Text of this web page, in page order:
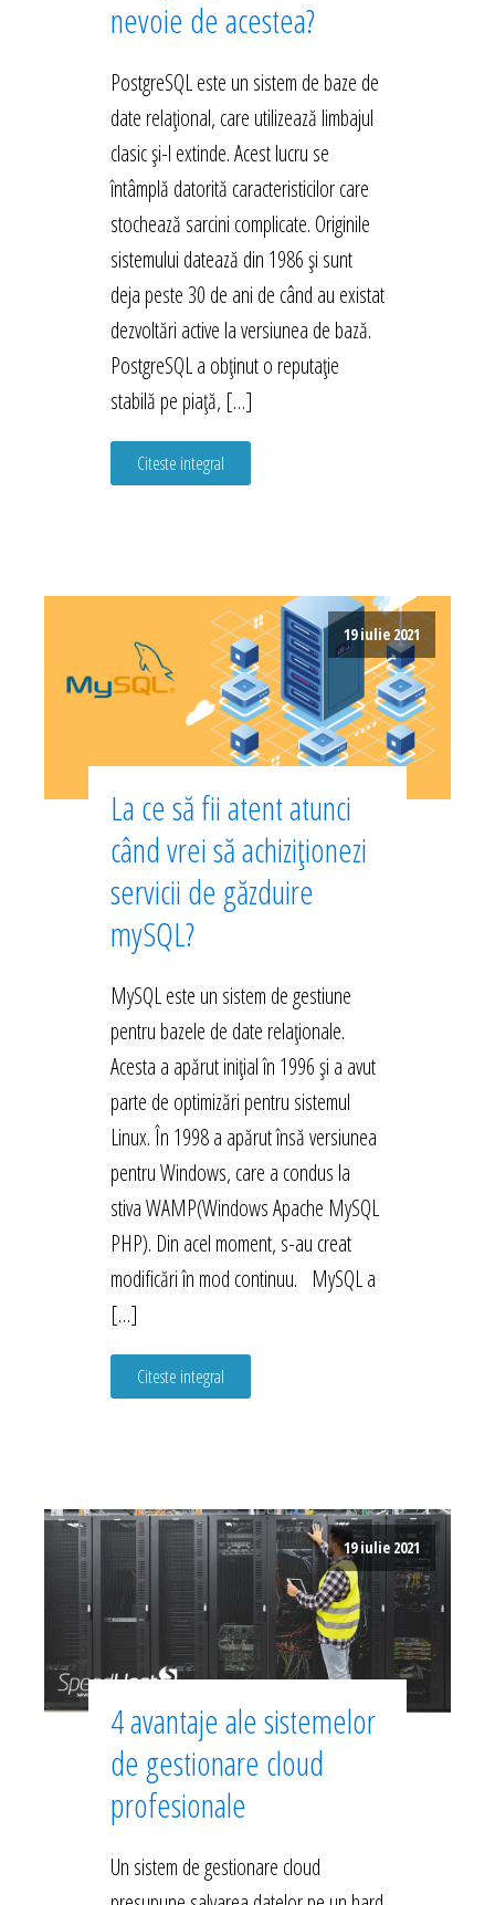
nevoie de acestea?
PostgreSQL este un sistem de baze de
date relațional, care utilizează limbajul
clasic și-l extinde. Acest lucru se
întâmplă datorită caracteristicilor care
stochează sarcini complicate. Originile
sistemului datează din 1986 și sunt
deja peste 30 de ani de când au existat
dezvoltări active la versiunea de bază.
PostgreSQL a obținut o reputație
stabilă pe piață, […]
Citeste integral
19 iulie 2021
La ce să fii atent atunci
când vrei să achiziționezi
servicii de găzduire
mySQL?
MySQL este un sistem de gestiune
pentru bazele de date relaționale.
Acesta a apărut inițial în 1996 și a avut
parte de optimizări pentru sistemul
Linux. În 1998 a apărut însă versiunea
pentru Windows, care a condus la
stiva WAMP(Windows Apache MySQL
PHP). Din acel moment, s-au creat
modificări în mod continuu. MySQL a
[…]
Citeste integral
19 iulie 2021
4 avantaje ale sistemelor
de gestionare cloud
profesionale
Un sistem de gestionare cloud